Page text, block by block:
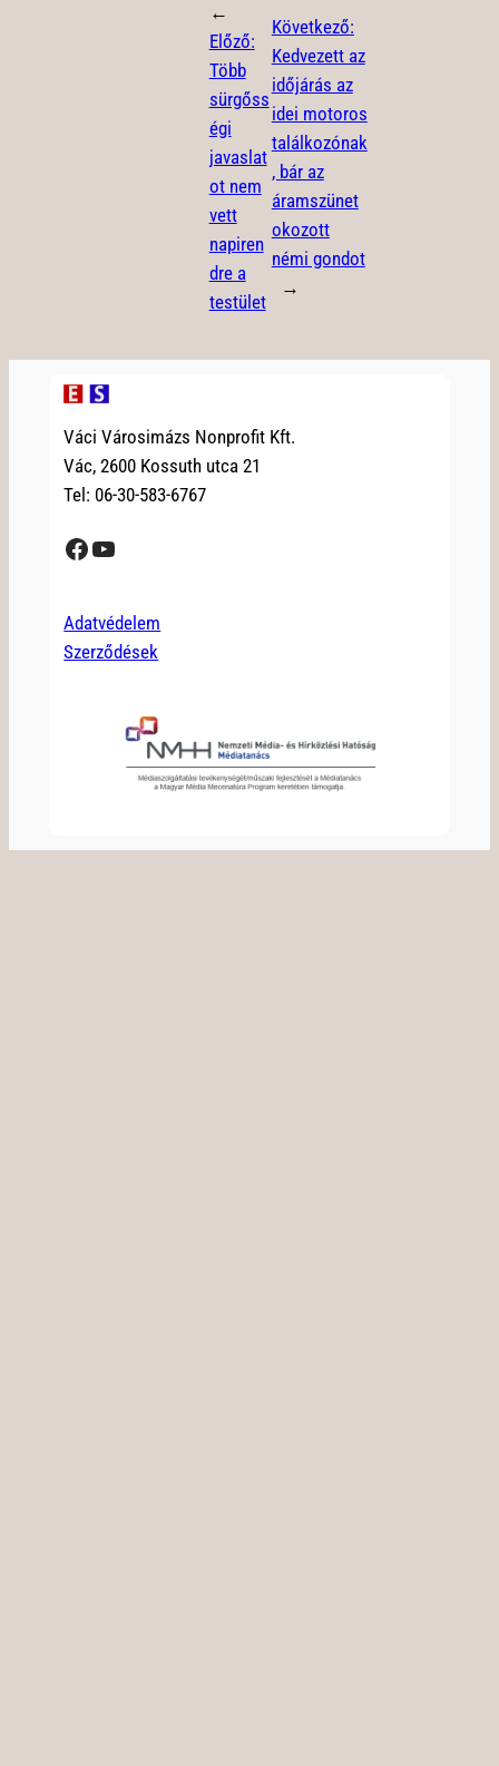
←
Előző:
Több
sürgőss
égi
javaslat
ot nem
vett
napiren
dre a
testület
Következő:
Kedvezett az
időjárás az
idei motoros
találkozónak
, bár az
áramszünet
okozott
némi gondot
→
Váci Városimázs Nonprofit Kft.
Vác, 2600 Kossuth utca 21
Tel: 06-30-583-6767
Facebook YouTube
Adatvédelem
Szerződések